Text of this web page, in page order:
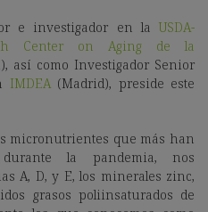
e investigador en la USDA-
Center on Aging de la
así como Investigador Senior
IMDEA (Madrid), preside este
micronutrientes que más han
la pandemia, nos
A, D, y E, los minerales zinc,
grasos poliinsaturados de